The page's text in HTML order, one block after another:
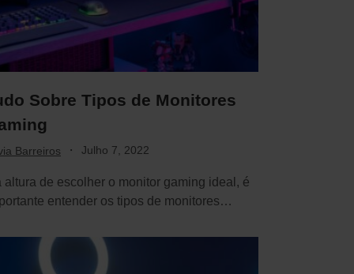
Sobre Tipos de Monitores
Barreiros · Julho 7, 2022
altura de escolher o monitor gaming ideal, é
entender os tipos de monitores…